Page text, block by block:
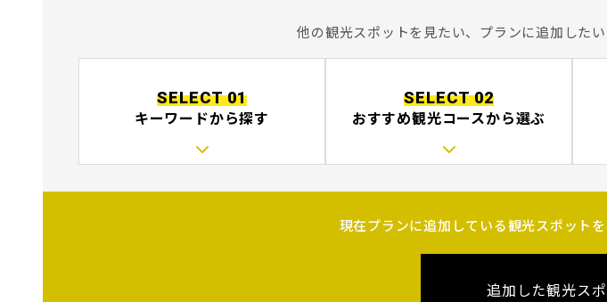
他の観光スポットを見たい、プランに追加した
SELECT 01
キーワードから探す
SELECT 02
おすすめ観光コースから選ぶ
現在プランに追加している観光スポット
追加した観光ス